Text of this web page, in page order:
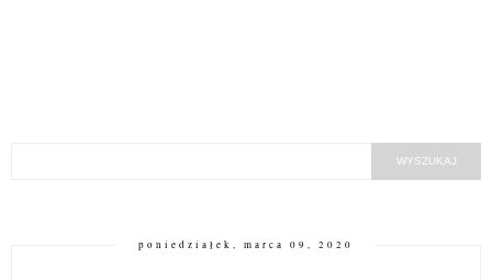
poniedziałek, marca 09, 2020